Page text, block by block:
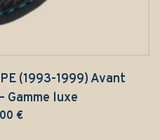
(1993-1999) Avant
Gamme luxe
€